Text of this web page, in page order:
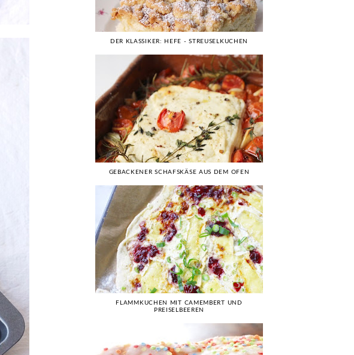
DER KLASSIKER: HEFE - STREUSELKUCHEN
GEBACKENER SCHAFSKÄSE AUS DEM OFEN
FLAMMKUCHEN MIT CAMEMBERT UND
PREISELBEEREN